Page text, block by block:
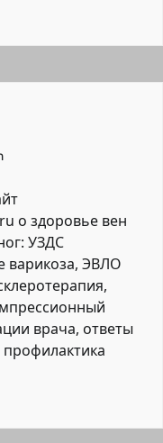
о здоровье вен
УЗДС
варикоза, ЭВЛО
врача, ответы